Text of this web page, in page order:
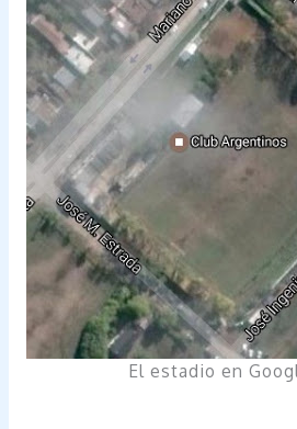
El estadio en